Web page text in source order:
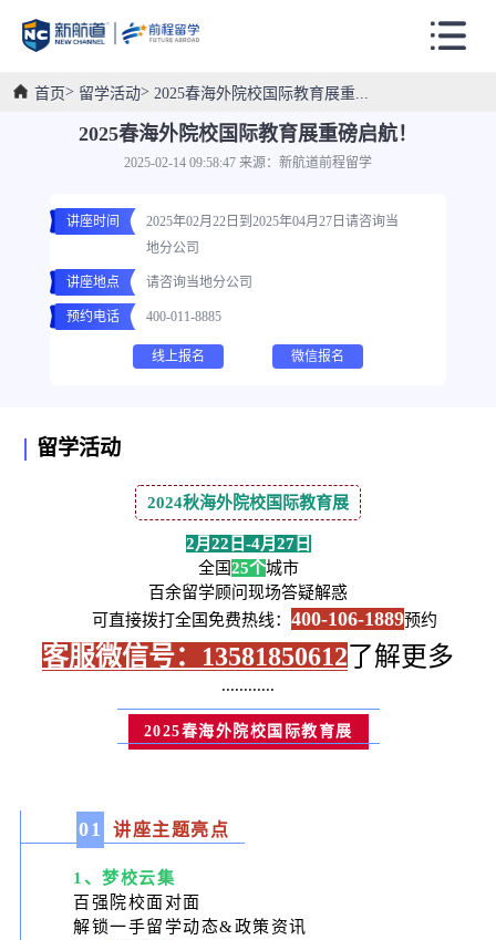
首页 留学活动 2025春海外院校国际教育展重...
2025春海外院校国际教育展重磅启航！
2025-02-14 09:58:47 来源：新航道前程留学
讲座时间
2025年02月22日到2025年04月27日请咨询当
地分公司
讲座地点 请咨询当地分公司
预约电话 400-011-8885
线上报名 微信报名
留学活动
2024秋海外院校国际教育展
2月22日-4月27日
全国25个城市
百余留学顾问现场答疑解惑
可直接拨打全国免费热线： 400-106-1889预约
客服微信号：13581850612了解更多
............
2025春海外院校国际教育展
01 讲座主题亮点
1、梦校云集
百强院校面对面
解锁一手留学动态&政策资讯